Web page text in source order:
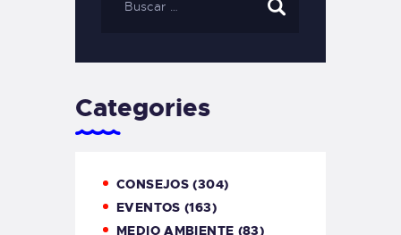
Categories
CONSEJOS (304)
EVENTOS (163)
MEDIO AMBIENTE (83)